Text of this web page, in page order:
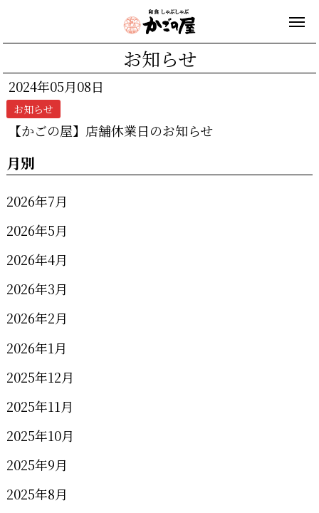
お知らせ
2024年05月08日
お知らせ
【かごの屋】店舗休業日のお知らせ
月別
2026年7月
2026年5月
2026年4月
2026年3月
2026年2月
2026年1月
2025年12月
2025年11月
2025年10月
2025年9月
2025年8月